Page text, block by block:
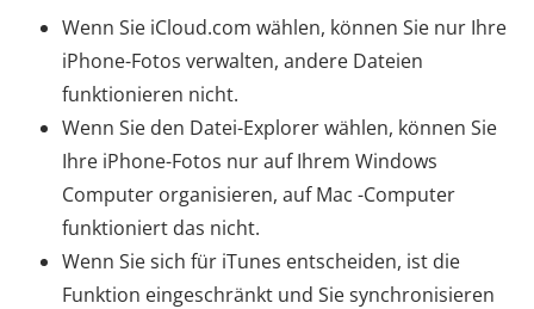
Wenn Sie iCloud.com wählen, können Sie nur Ihre
iPhone-Fotos verwalten, andere Dateien
funktionieren nicht.
Wenn Sie den Datei-Explorer wählen, können Sie
Ihre iPhone-Fotos nur auf Ihrem Windows
Computer organisieren, auf Mac -Computer
funktioniert das nicht.
Wenn Sie sich für iTunes entscheiden, ist die
Funktion eingeschränkt und Sie synchronisieren